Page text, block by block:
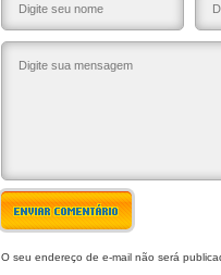
ENVIAR COMENTÁRIO
O seu endereço de e-mail não será